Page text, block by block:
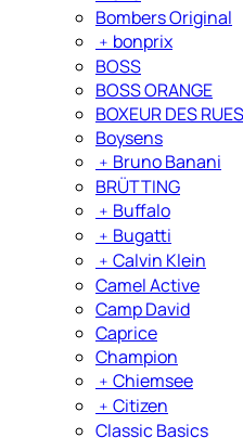
Bombers Original
﹢ bonprix
BOSS
BOSS ORANGE
BOXEUR DES RUES
Boysens
﹢ Bruno Banani
BRÜTTING
﹢ Buffalo
﹢ Bugatti
﹢ Calvin Klein
Camel Active
Camp David
Caprice
Champion
﹢ Chiemsee
﹢ Citizen
Classic Basics